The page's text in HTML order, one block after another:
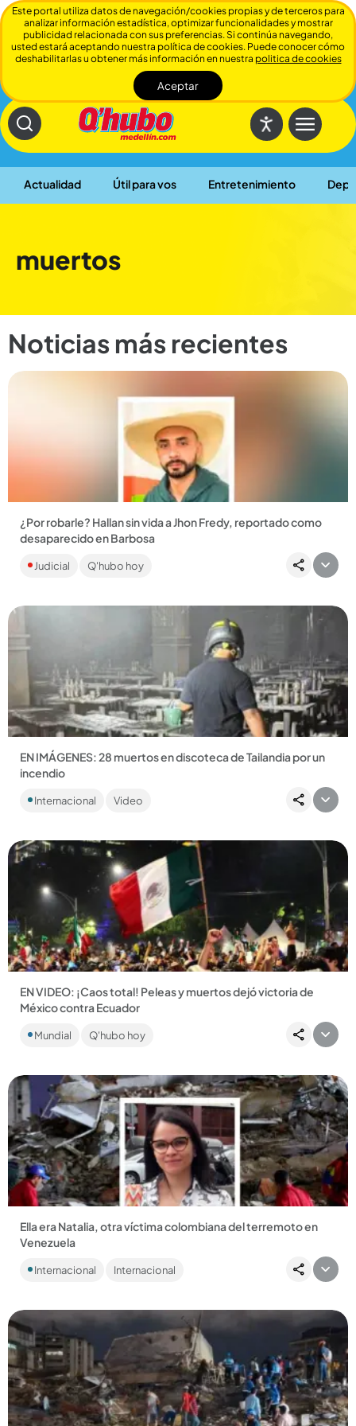
Actualidad Útil para vos Entretenimiento
Cerrar
muertos
Noticias más recientes
¿Por robarle? Hallan sin vida a Jhon Fredy, reportado como
desaparecido en Barbosa
Del hombre, de 36 años, no se sabía nada desde el domingo,
12 de julio, cuando se dirigía a Barbosa, al parecer, a
Judicial Q'hubo hoy
Compartir Noticia
EN IMÁGENES: 28 muertos en discoteca de Tailandia por un
incendio
documentos de la discoteca estaban en orden, investigan
Internacional Video
Compartir Noticia
EN VIDEO: ¡Caos total! Peleas y muertos dejó victoria de
México contra Ecuador
Lo que inició como una fiesta mexicana tras pasar a octavos
de final del Mundial, terminó en tragedia. Reportaron tres
Mundial Q'hubo hoy
Compartir Noticia
Ella era Natalia, otra víctima colombiana del terremoto en
Venezuela
familia, cuando ocurrió la tragedia....
Internacional Internacional
Compartir Noticia
Este portal utiliza datos de navegación/cookies propias y de terceros para
analizar información estadística, optimizar funcionalidades y mostrar
publicidad relacionada con sus preferencias. Si continúa navegando,
usted estará aceptando nuestra política de cookies. Puede conocer cómo
deshabilitarlas u obtener más información en nuestra politica de cookies
Aceptar